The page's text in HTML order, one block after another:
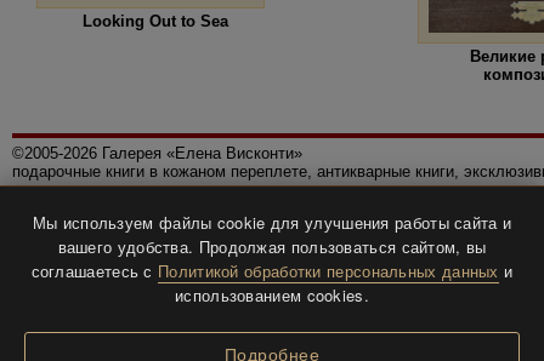
Looking Out to Sea
Великие
©2005-2026 Галерея «Елена Висконти»
подарочные книги в кожаном переплете, антикварные книги,
Политика конфиденциальности
Все права защищены.
Разработка и дизайнBTV-info.
Мы используем файлы cookie для улучшения работы сайта и
вашего удобства. Продолжая пользоваться сайтом, вы
соглашаетесь с Политикой обработки персональных данных и
использованием cookies.
Подробнее